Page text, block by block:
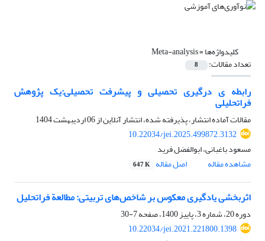
کلیدواژه‌ها =Meta-analysis
تعداد مقالات: 8
رابطه ی درگیری تحصیلی و پیشرفت تحصیلی:یک پژوهش
فراتحلیلی
مقالات آماده انتشار، پذیرفته شده، انتشار آنلاین از06 اردیبهشت 1404
10.22034/jei.2025.499872.3132
مسعود باغبانی، ابوالفضل فرید
مشاهده مقاله
اصل مقاله 647 K
اثربخشی یادگیری معکوس بر شاخص‌های تربیتی: مطالعة فراتحلیل
دوره 20، شماره 3، پاییز 1400، صفحه
7-30
10.22034/jei.2021.221800.1398